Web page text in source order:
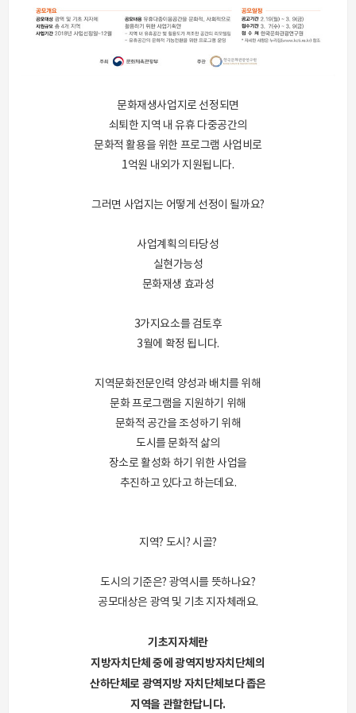
문화재생사업지로 선정되면
쇠퇴한 지역 내 유휴 다중공간의
문화적 활용을 위한 프로그램 사업비로
1억원 내외가 지원됩니다.
그러면 사업지는 어떻게 선정이 될까요?
사업계획의 타당성
실현가능성
문화재생 효과성
3가지요소를 검토후
3월에 확정 됩니다.
지역문화전문인력 양성과 배치를 위해
문화 프로그램을 지원하기 위해
문화적 공간을 조성하기 위해
도시를 문화적 삶의
장소로 활성화 하기 위한 사업을
추진하고 있다고 하는데요.
지역? 도시? 시골?
도시의 기준은? 광역시를 뜻하나요?
공모대상은 광역 및 기초 지자체래요.
기초지자체란
지방자치단체 중에 광역지방자치단체의
산하단체로 광역지방 자치단체보다 좁은
지역을 관할한답니다.